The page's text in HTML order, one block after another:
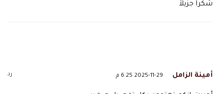
شكراً جزيلاً
أمينة الزامل 2025-11-29 6:25 م رد